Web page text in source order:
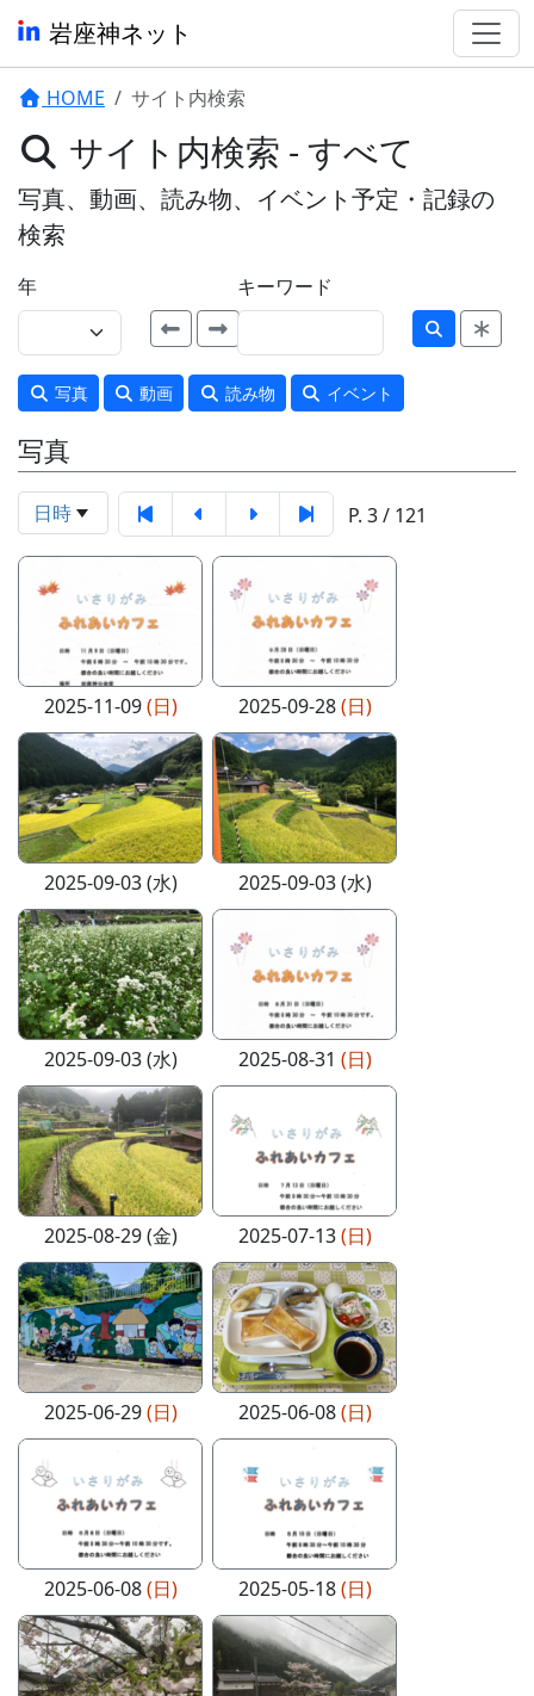
岩座神ネット
HOME サイト内検索
サイト内検索 - すべて
写真、動画、読み物、イベント予定・記録の
検索
年 キーワード
写真 動画 読み物 イベント
写真
日時 P. 3 / 121
2025-11-09(日) 2025-09-28(日)
2025-09-03 (水) 2025-09-03 (水)
2025-09-03 (水) 2025-08-31 (日)
2025-08-29 (金) 2025-07-13(日)
2025-06-29(日) 2025-06-08(日)
2025-06-08(日) 2025-05-18(日)